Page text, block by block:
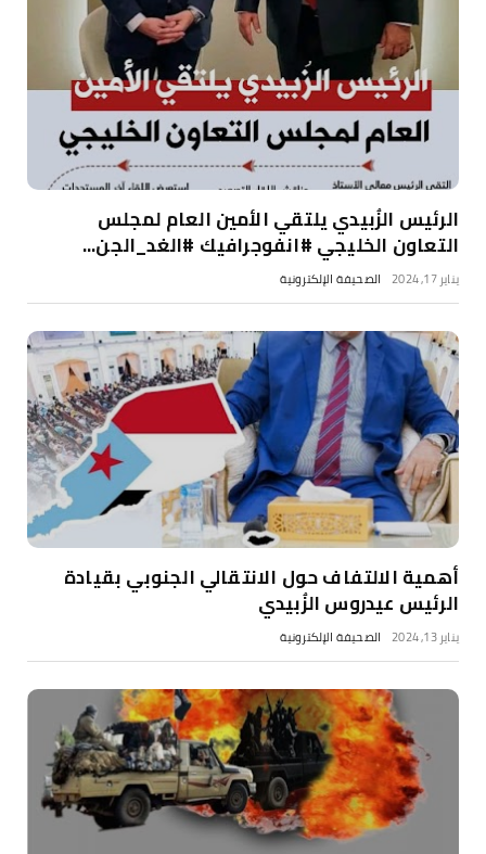
الرئيس الزُبيدي يلتقي الأمين العام لمجلس
التعاون الخليجي #انفوجرافيك #الغد_الجن...
يناير 17, 2024 الصحيفة الإلكترونية
أهمية الالتفاف حول الانتقالي الجنوبي بقيادة
الرئيس عيدروس الزُبيدي
يناير 13, 2024 الصحيفة الإلكترونية